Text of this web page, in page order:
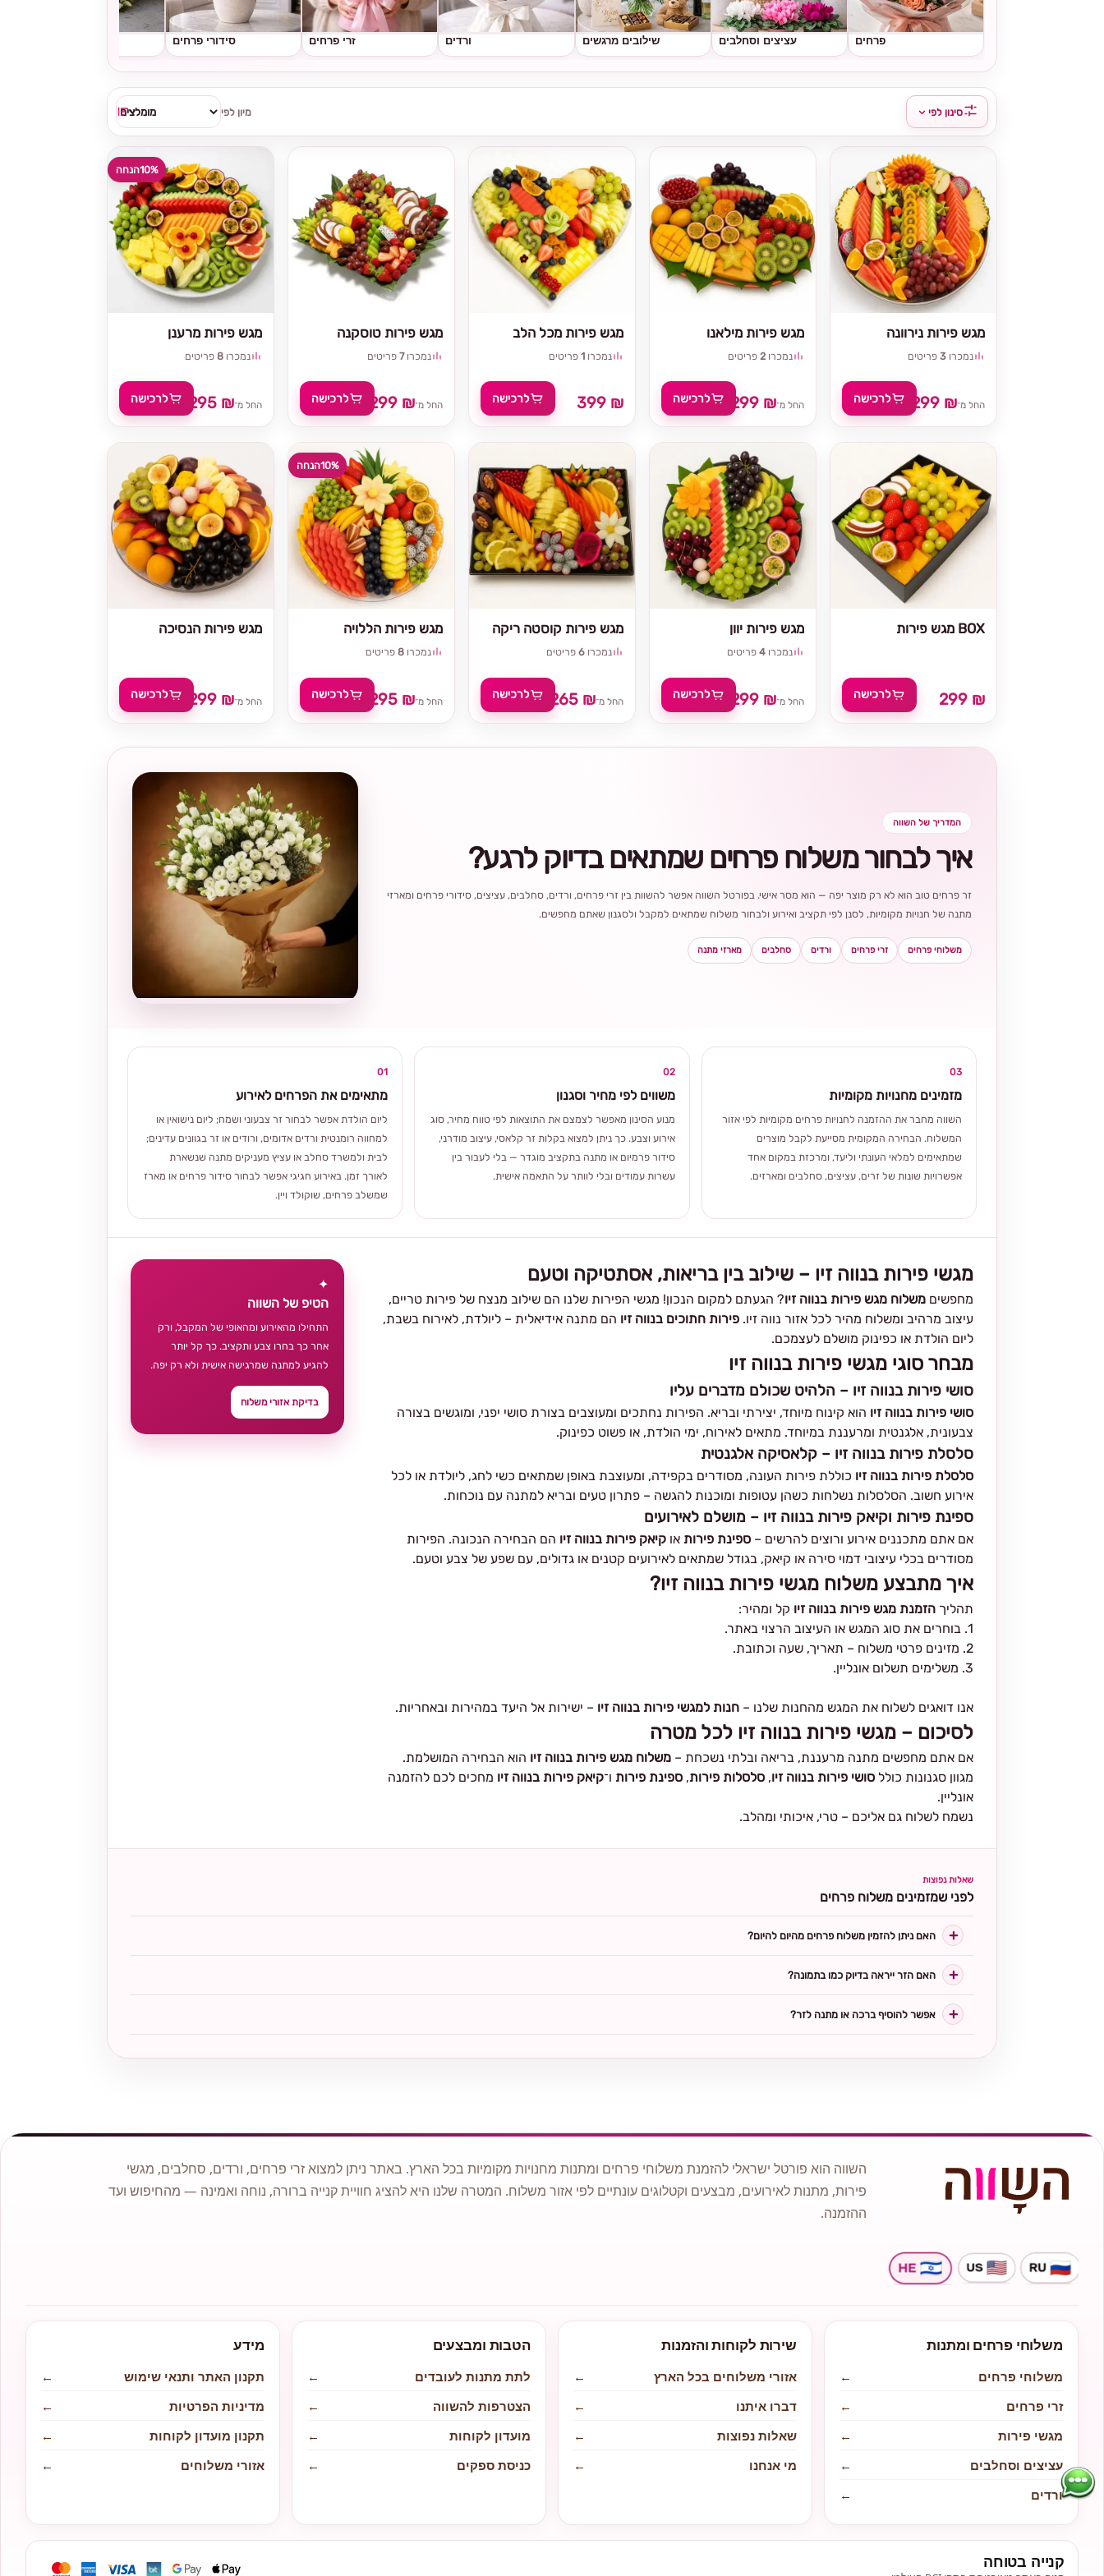
פרחים עציצים וסחלבים שילובים מרגשים ורדים זרי פרחים סידורי פרחים
מיון לפי סינון לפי
10%הנחה
מגש פירות מרענן
נמכרו 8 פריטים
החל מ־295 ₪
329 ₪לרכישה
מגש פירות טוסקנה
נמכרו7 פריטים
החל מ־299 ₪ לרכישה
מגש פירות מכל הלב
נמכרו 1 פריטים
399 ₪ לרכישה
מגש פירות מילאנו
נמכרו 2 פריטים
החל מ־299 ₪ לרכישה
מגש פירות נירוונה
נמכרו 3 פריטים
החל מ־299 ₪ לרכישה
מגש פירות הנסיכה
החל מ־299 ₪ לרכישה
10%הנחה
מגש פירות הללויה
נמכרו 8 פריטים
החל מ־295 ₪
329 ₪לרכישה
מגש פירות קוסטה ריקה
נמכרו 6 פריטים
החל מ־265 ₪ לרכישה
מגש פירות יוון
נמכרו 4 פריטים
החל מ־299 ₪ לרכישה
מגש פירות BOX
299 ₪ לרכישה
המדריך של השווה
איך לבחור משלוח פרחים שמתאים בדיוק לרגע?
זר פרחים טוב הוא לא רק מוצר יפה — הוא מסר אישי. בפורטל השווה אפשר להשוות בין זרי פרחים, ורדים, סחלבים, עציצים, סידורי פרחים ומארזי
מתנה של חנויות מקומיות, לסנן לפי תקציב ואירוע ולבחור משלוח שמתאים למקבל ולסגנון שאתם מחפשים.
משלוחי פרחים זרי פרחים ורדים סחלבים מארזי מתנה
01
מתאימים את הפרחים לאירוע
ליום הולדת אפשר לבחור זר צבעוני ושמח; ליום נישואין או
למחווה רומנטית ורדים אדומים, ורודים או זר בגוונים עדינים;
לבית ולמשרד סחלב או עציץ מעניקים מתנה שנשארת
לאורך זמן. באירוע חגיגי אפשר לבחור סידור פרחים או מארז
שמשלב פרחים, שוקולד ויין.
02
משווים לפי מחיר וסגנון
מנוע הסינון מאפשר לצמצם את התוצאות לפי טווח מחיר, סוג
אירוע וצבע. כך ניתן למצוא בקלות זר קלאסי, עיצוב מודרני,
סידור פרמיום או מתנה בתקציב מוגדר — בלי לעבור בין
עשרות עמודים ובלי לוותר על התאמה אישית.
03
מזמינים מחנויות מקומיות
השווה מחבר את ההזמנה לחנויות פרחים מקומיות לפי אזור
המשלוח. הבחירה המקומית מסייעת לקבל מוצרים
שמתאימים למלאי העונתי וליעד, ומרכזת במקום אחד
אפשרויות שונות של זרים, עציצים, סחלבים ומארזים.
מגשי פירות בנווה זיו – שילוב בין בריאות, אסתטיקה וטעם
מחפשים משלוח מגש פירות בנווה זיו? הגעתם למקום הנכון! מגשי הפירות שלנו הם שילוב מנצח של פירות טריים,
עיצוב מרהיב ומשלוח מהיר לכל אזור נווה זיו. פירות חתוכים בנווה זיו הם מתנה אידיאלית – ליולדת, לאירוח בשבת,
ליום הולדת או כפינוק מושלם לעצמכם.
מבחר סוגי מגשי פירות בנווה זיו
סושי פירות בנווה זיו – הלהיט שכולם מדברים עליו
סושי פירות בנווה זיו הוא קינוח מיוחד, יצירתי ובריא. הפירות נחתכים ומעוצבים בצורת סושי יפני, ומוגשים בצורה
צבעונית, אלגנטית ומרעננת במיוחד. מתאים לאירוח, ימי הולדת, או פשוט כפינוק.
סלסלת פירות בנווה זיו – קלאסיקה אלגנטית
סלסלת פירות בנווה זיו כוללת פירות העונה, מסודרים בקפידה, ומעוצבת באופן שמתאים כשי לחג, ליולדת או לכל
אירוע חשוב. הסלסלות נשלחות כשהן עטופות ומוכנות להגשה – פתרון טעים ובריא למתנה עם נוכחות.
ספינת פירות וקיאק פירות בנווה זיו – מושלם לאירועים
אם אתם מתכננים אירוע ורוצים להרשים – ספינת פירות או קיאק פירות בנווה זיו הם הבחירה הנכונה. הפירות
מסודרים בכלי עיצובי דמוי סירה או קיאק, בגודל שמתאים לאירועים קטנים או גדולים, עם שפע של צבע וטעם.
איך מתבצע משלוח מגשי פירות בנווה זיו?
תהליך הזמנת מגש פירות בנווה זיו קל ומהיר:
1. בוחרים את סוג המגש או העיצוב הרצוי באתר.
2. מזינים פרטי משלוח – תאריך, שעה וכתובת.
3. משלימים תשלום אונליין.
אנו דואגים לשלוח את המגש מהחנות שלנו – חנות למגשי פירות בנווה זיו – ישירות אל היעד במהירות ובאחריות.
לסיכום – מגשי פירות בנווה זיו לכל מטרה
אם אתם מחפשים מתנה מרעננת, בריאה ובלתי נשכחת – משלוח מגש פירות בנווה זיו הוא הבחירה המושלמת.
מגוון סגנונות כולל סושי פירות בנווה זיו, סלסלות פירות, ספינת פירות ו־קיאק פירות בנווה זיו מחכים לכם להזמנה
אונליין.
נשמח לשלוח גם אליכם – טרי, איכותי ומהלב.
✦
הטיפ של השווה
התחילו מהאירוע ומהאופי של המקבל, ורק
אחר כך בחרו צבע ותקציב. כך קל יותר
להגיע למתנה שמרגישה אישית ולא רק יפה.
בדיקת אזורי משלוח
שאלות נפוצות
לפני שמזמינים משלוח פרחים
האם ניתן להזמין משלוח פרחים מהיום להיום?
האם הזר ייראה בדיוק כמו בתמונה?
אפשר להוסיף ברכה או מתנה לזר?
השווה הוא פורטל ישראלי להזמנת משלוחי פרחים ומתנות מחנויות מקומיות בכל הארץ. באתר ניתן למצוא זרי פרחים, ורדים, סחלבים, מגשי
פירות, מתנות לאירועים, מבצעים וקטלוגים עונתיים לפי אזור משלוח. המטרה שלנו היא להציג חוויית קנייה ברורה, נוחה ואמינה — מהחיפוש ועד
ההזמנה.
משלוחי פרחים ומתנות
משלוחי פרחים
←
זרי פרחים
←
מגשי פירות
←
עציצים וסחלבים
←
ורדים
←
שירות לקוחות והזמנות
אזורי משלוחים בכל הארץ
←
דברו איתנו
←
שאלות נפוצות
←
מי אנחנו
←
הטבות ומבצעים
לתת מתנות לעובדים
←
הצטרפות להשווה
←
מועדון לקוחות
←
כניסת ספקים
←
מידע
תקנון האתר ותנאי שימוש
←
מדיניות הפרטיות
←
תקנון מועדון לקוחות
←
אזורי משלוחים
←
קנייה בטוחה